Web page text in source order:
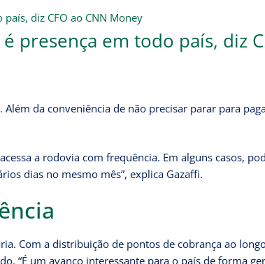
presença em todo país, diz
da conveniência de não precisar parar para
a rodovia com frequência. Em alguns casos,
dias no mesmo mês”, explica Gazaffi.
Com a distribuição de pontos de cobrança ao
“É um avanço interessante para o país de forma